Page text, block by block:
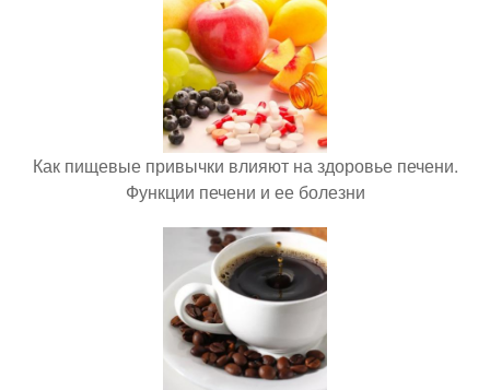
Как пищевые привычки влияют на здоровье печени.
Функции печени и ее болезни